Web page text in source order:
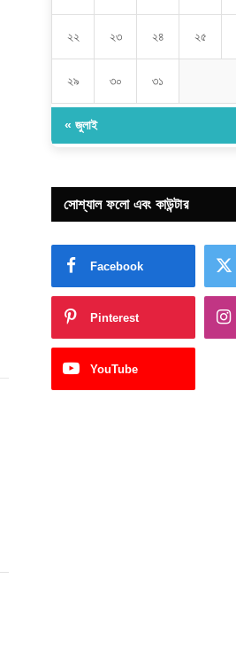
২২ ২৩ ২৪ ২৫
২৯ ৩০ ৩১
« জুলাই
সোশ্যাল ফলো এবং কাউন্টার
Facebook
Pinterest
YouTube